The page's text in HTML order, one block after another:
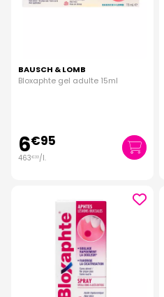
BAUSCH & LOMB
Bloxaphte gel adulte 15ml
6€95
463€33/l.